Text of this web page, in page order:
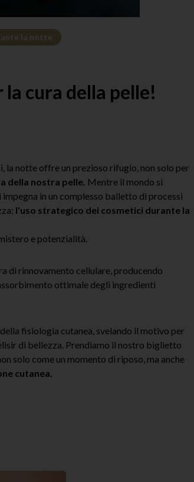
la notte
cura della pelle!
la notte offre un prezioso rifugio, non solo per
della nostra pelle. Mentre il mondo si
in un complesso balletto di processi
l'uso strategico dei cosmetici durante la
e potenzialità.
di rinnovamento cellulare, producendo
ottimale degli ingredienti
fisiologia cutanea, svelando il motivo per
di bellezza. Prendiamo il nostro biglietto
solo come un momento di riposo, ma anche
cutanea.